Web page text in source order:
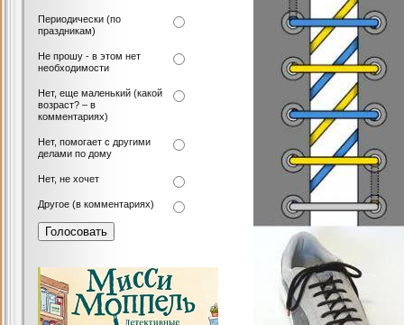
Периодически (по
праздникам)
Не прошу - в этом нет
необходимости
Нет, еще маленький (какой
возраст? – в
комментариях)
Нет, помогает с другими
делами по дому
Нет, не хочет
Другое (в комментариях)